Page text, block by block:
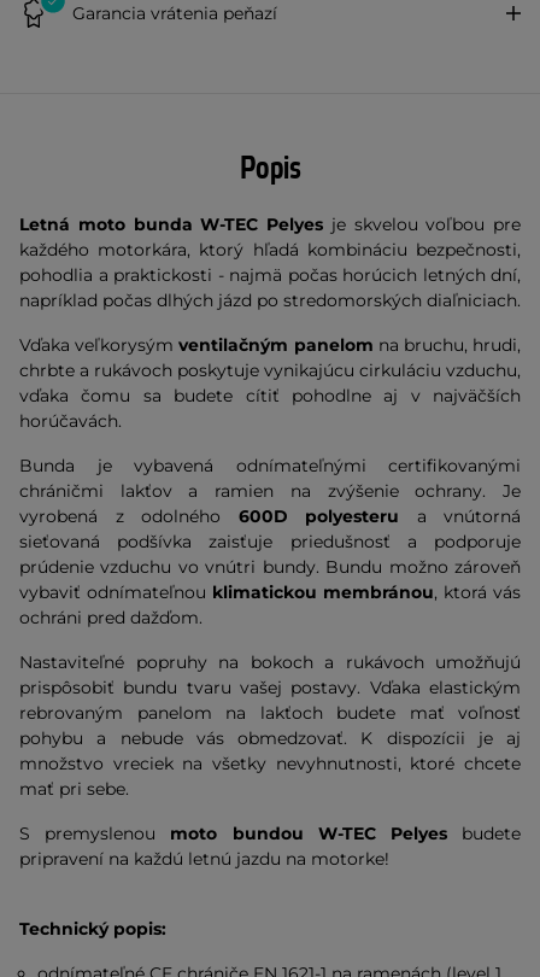
Garancia vrátenia peňazí
Popis
Letná moto bunda W-TEC Pelyes je skvelou voľbou pre
každého motorkára, ktorý hľadá kombináciu bezpečnosti,
pohodlia a praktickosti - najmä počas horúcich letných dní,
napríklad počas dlhých jázd po stredomorských diaľniciach.
Vďaka veľkorysýmventilačným panelom na bruchu, hrudi,
chrbte a rukávoch poskytuje vynikajúcu cirkuláciu vzduchu,
vďaka čomu sa budete cítiť pohodlne aj v najväčších
horúčavách.
Bunda je vybavená odnímateľnými certifikovanými
chráničmi lakťov a ramien na zvýšenie ochrany. Je
vyrobená z odolného 600D polyesteru a vnútorná
sieťovaná podšívka zaisťuje priedušnosť a podporuje
prúdenie vzduchu vo vnútri bundy. Bundu možno zároveň
vybaviť odnímateľnou klimatickou membránou, ktorá vás
ochráni pred dažďom.
Nastaviteľné popruhy na bokoch a rukávoch umožňujú
prispôsobiť bundu tvaru vašej postavy. Vďaka elastickým
rebrovaným panelom na lakťoch budete mať voľnosť
pohybu a nebude vás obmedzovať. K dispozícii je aj
množstvo vreciek na všetky nevyhnutnosti, ktoré chcete
mať pri sebe.
S premyslenou moto bundou W-TEC Pelyes budete
pripravení na každú letnú jazdu na motorke!
Technický popis: